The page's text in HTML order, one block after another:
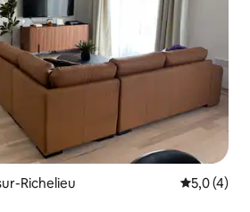
Richelieu Просечна
5,0 (4)